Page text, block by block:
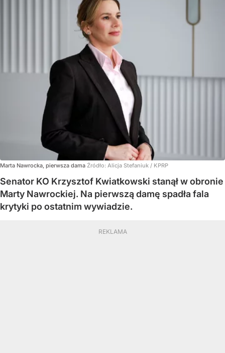
Marta Nawrocka, pierwsza dama Źródło: Alicja Stefaniuk / KPRP
Senator KO Krzysztof Kwiatkowski stanął w obronie
Marty Nawrockiej. Na pierwszą damę spadła fala
krytyki po ostatnim wywiadzie.